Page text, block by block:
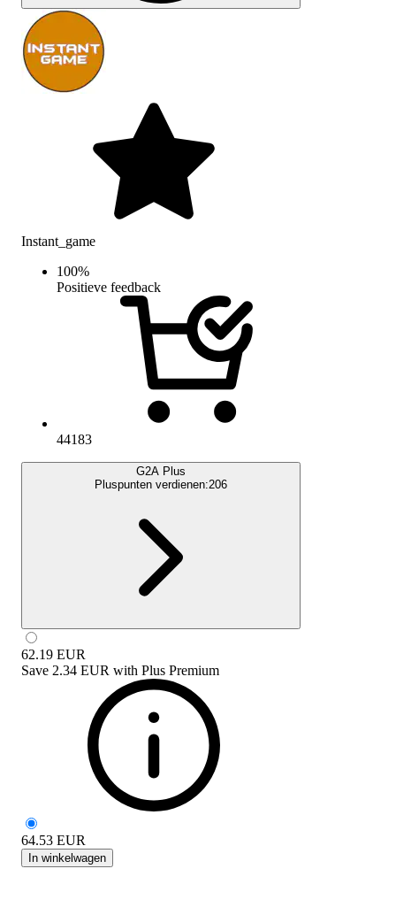
Instant_game
100%
Positieve feedback
44183
G2A Plus
Pluspunten verdienen:206
62.19 EUR
Save 2.34 EUR with Plus Premium
64.53 EUR
In winkelwagen